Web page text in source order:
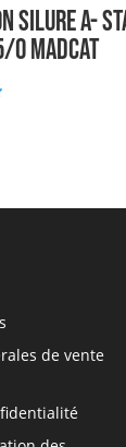
Silure A-
0 MADCAT
de vente